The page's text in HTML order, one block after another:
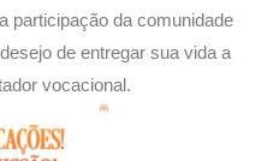
participação da comunidade
de entregar sua vida a
vocacional.